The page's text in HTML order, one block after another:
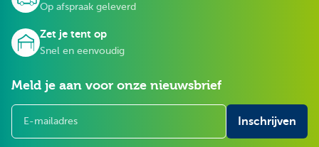
Op afspraak geleverd
Zet je tent op
Snel en eenvoudig
Meld je aan voor onze nieuwsbrief
E-mailadres
Inschrijven